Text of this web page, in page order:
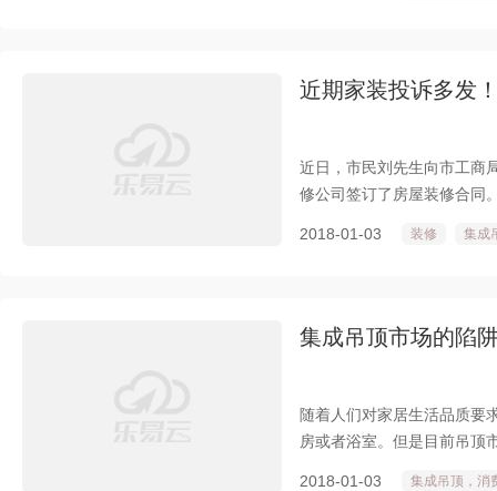
近期家装投诉多发
近日，市民刘先生向市工商
修公司签订了房屋装修合同
2018-01-03 装修 集成
集成吊顶市场的陷
随着人们对家居生活品质要
房或者浴室。但是目前吊顶
2018-01-03 集成吊顶，消